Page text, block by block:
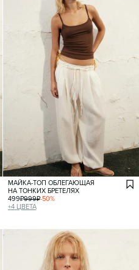
МАЙКА-ТОП ОБЛЕГАЮЩАЯ
НА ТОНКИХ БРЕТЕЛЯХ
499₽999₽-50%
+4 ЦВЕТА